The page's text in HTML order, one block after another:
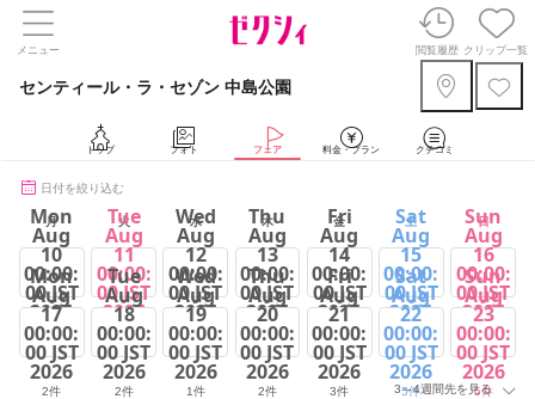
メニュー 閲覧履歴 クリップ一覧
センティール・ラ・セゾン 中島公園
トップ フォト フェア 料金・プラン クチコミ
日付を絞り込む
月 火 水 木 金 土 日
Mon
Aug
10
00:00:
00 JST
2026
2件
Tue
Aug
11
00:00:
00 JST
2026
6件
Wed
Aug
12
00:00:
00 JST
2026
1件
Thu
Aug
13
00:00:
00 JST
2026
3件
Fri
Aug
14
00:00:
00 JST
2026
3件
Sat
Aug
15
00:00:
00 JST
2026
7件
Sun
Aug
16
00:00:
00 JST
2026
6件
Mon
Aug
17
00:00:
00 JST
2026
2件
Tue
Aug
18
00:00:
00 JST
2026
2件
Wed
Aug
19
00:00:
00 JST
2026
1件
Thu
Aug
20
00:00:
00 JST
2026
2件
Fri
Aug
21
00:00:
00 JST
2026
3件
Sat
Aug
22
00:00:
00 JST
2026
5件
Sun
Aug
23
00:00:
00 JST
2026
5件
3～4週間先を見る